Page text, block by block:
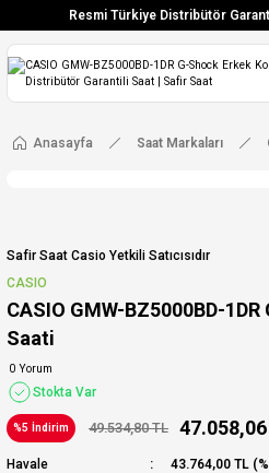
Resmi Türkiye Distribütör
Vade Farksız
Aynı Gün Stoktan
Ücretsiz
Anasayfa Saat Markaları
Safir Saat Casio Yetkili Satıcısıdır
CASIO
CASIO GMW-BZ5000BD-
Saati
0 Yorum
Stokta Var
%5 İndirim 49.534,80 TL
Havale 43.764,00 TL